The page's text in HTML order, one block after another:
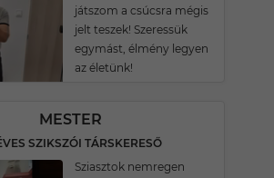
játszom a csúcsra mégis
jelt teszek! Szeressük
egymást, élmény legyen
az életünk!
MESTER
SZIKSZÓI TÁRSKERESŐ
Sziasztok nemregen